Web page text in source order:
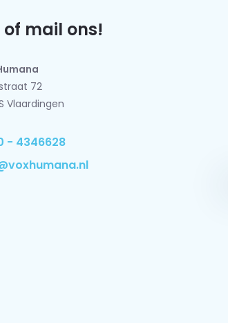
of mail ons!
72
Vlaardingen
- 4346628